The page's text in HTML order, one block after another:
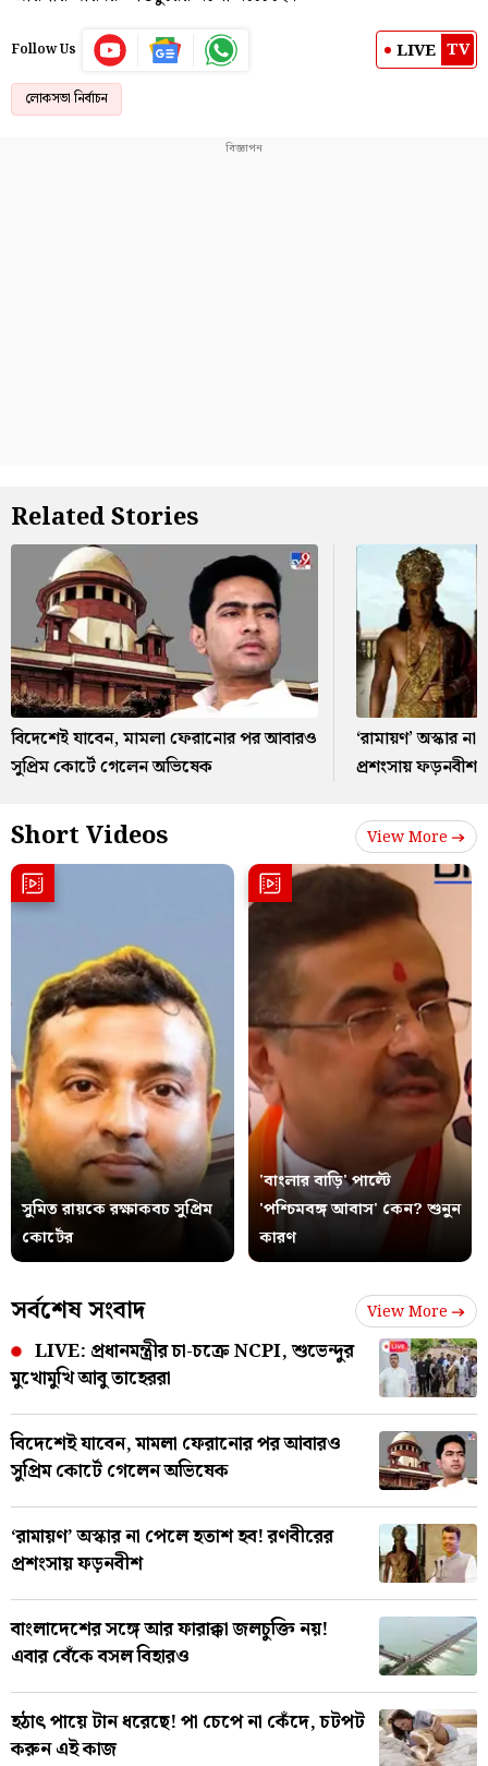
Follow Us LIVE TV
লোকসভা নির্বাচন
Related Stories
বিদেশেই যাবেন, মামলা ফেরানোর পর আবারও
সুপ্রিম কোর্টে গেলেন অভিষেক
‘রামায়ণ’ অস্কার
প্রশংসায় ফড়নবীশ
Short Videos View More
সুমিত রায়কে রক্ষাকবচ সুপ্রিম
কোর্টের
'বাংলার বাড়ি' পাল্টে
'পশ্চিমবঙ্গ আবাস' কেন? শুনুন
কারণ
সর্বশেষ সংবাদ View More
LIVE: প্রধানমন্ত্রীর চা-চক্রে NCPI, শুভেন্দুর
মুখোমুখি আবু তাহেররা
বিদেশেই যাবেন, মামলা ফেরানোর পর আবারও
সুপ্রিম কোর্টে গেলেন অভিষেক
‘রামায়ণ’ অস্কার না পেলে হতাশ হব! রণবীরের
প্রশংসায় ফড়নবীশ
বাংলাদেশের সঙ্গে আর ফারাক্কা জলচুক্তি নয়!
এবার বেঁকে বসল বিহারও
হঠাৎ পায়ে টান ধরেছে! পা চেপে না কেঁদে, চটপট
করুন এই কাজ